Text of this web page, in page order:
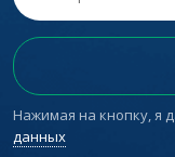
Нажимая на кнопку, я
данных